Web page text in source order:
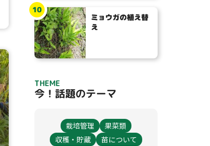
ミョウガの植え替
え
10
THEME
今！話題のテーマ
栽培管理
果菜類
収穫・貯蔵
苗について